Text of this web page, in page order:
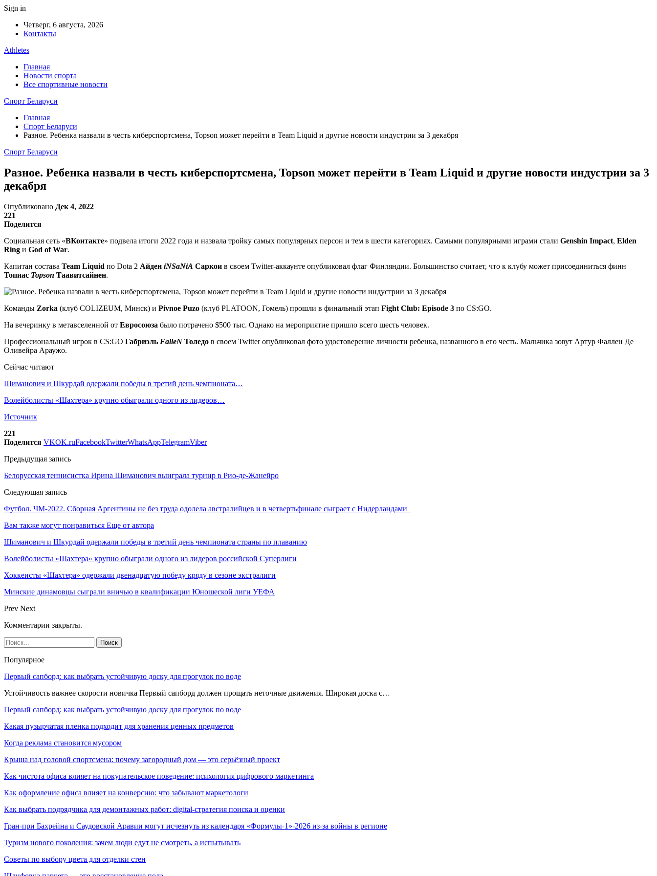
Sign in
Четверг, 6 августа, 2026
Контакты
Athletes
Главная
Новости спорта
Все спортивные новости
Спорт Беларуси
Главная
Спорт Беларуси
Разное. Ребенка назвали в честь киберспортсмена, Topson может перейти в Team Liquid и другие новости индустрии за 3 декабря
Спорт Беларуси
Разное. Ребенка назвали в честь киберспортсмена, Topson может перейти в Team Liquid и другие новости индустрии за 3
декабря
Опубликовано Дек 4, 2022
221
Поделится
Социальная сеть «ВКонтакте» подвела итоги 2022 года и назвала тройку самых популярных персон и тем в шести категориях. Самыми популярными играми стали Genshin Impact, Elden
Ring и God of War.
Капитан состава Team Liquid по Dota 2 Айден iNSaNiA Саркои в своем Twitter-аккаунте опубликовал флаг Финляндии. Большинство считает, что к клубу может присоединиться финн
Топиас Topson Таавитсайнен.
Команды Zorka (клуб COLIZEUM, Минск) и Pivnoe Puzo (клуб PLATOON, Гомель) прошли в финальный этап Fight Club: Episode 3 по CS:GO.
На вечеринку в метавселенной от Евросоюза было потрачено $500 тыс. Однако на мероприятие пришло всего шесть человек.
Профессиональный игрок в CS:GO Габриэль FalleN Толедо в своем Twitter опубликовал фото удостоверение личности ребенка, названного в его честь. Мальчика зовут Артур Фаллен Де
Оливейра Араужо.
Сейчас читают
Шиманович и Шкурдай одержали победы в третий день чемпионата…
Волейболисты «Шахтера» крупно обыграли одного из лидеров…
Источник
221
Поделится VKOK.ruFacebookTwitterWhatsAppTelegramViber
Предыдущая запись
Белорусская теннисистка Ирина Шиманович выиграла турнир в Рио-де-Жанейро
Следующая запись
Футбол. ЧМ-2022. Сборная Аргентины не без труда одолела австралийцев и в четвертьфинале сыграет с Нидерландами
Вам также могут понравиться Еще от автора
Шиманович и Шкурдай одержали победы в третий день чемпионата страны по плаванию
Волейболисты «Шахтера» крупно обыграли одного из лидеров российской Суперлиги
Хоккеисты «Шахтера» одержали двенадцатую победу кряду в сезоне экстралиги
Минские динамовцы сыграли вничью в квалификации Юношеской лиги УЕФА
Prev Next
Комментарии закрыты.
Популярное
Первый сапборд: как выбрать устойчивую доску для прогулок по воде
Устойчивость важнее скорости новичка Первый сапборд должен прощать неточные движения. Широкая доска с…
Первый сапборд: как выбрать устойчивую доску для прогулок по воде
Какая пузырчатая пленка подходит для хранения ценных предметов
Когда реклама становится мусором
Крыша над головой спортсмена: почему загородный дом — это серьёзный проект
Как чистота офиса влияет на покупательское поведение: психология цифрового маркетинга
Как оформление офиса влияет на конверсию: что забывают маркетологи
Как выбрать подрядчика для демонтажных работ: digital-стратегия поиска и оценки
Гран-при Бахрейна и Саудовской Аравии могут исчезнуть из календаря «Формулы-1»-2026 из-за войны в регионе
Туризм нового поколения: зачем люди едут не смотреть, а испытывать
Советы по выбору цвета для отделки стен